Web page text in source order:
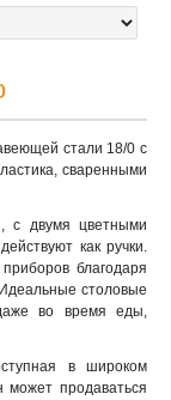
стали 18/0 с
сваренными
с двумя цветными
как ручки.
благодаря
столовые
во время еды,
в широком
продаваться